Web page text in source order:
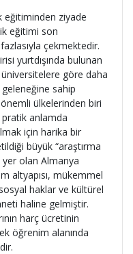
eğitiminden ziyade
eğitimi son
çekmektedir.
yurtdışında bulunan
göre daha
sahip
önemli ülkelerinden biri
anlamda
için harika bir
büyük “araştırma
olan Almanya
altyapısı, mükemmel
haklar ve kültürel
haline gelmiştir.
harç ücretinin
öğrenim alanında